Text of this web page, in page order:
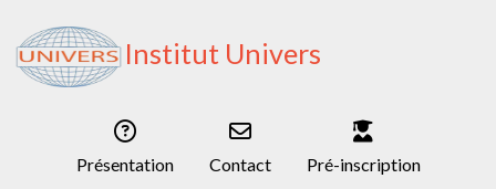
Institut Univers
Présentation Contact Pré-inscription